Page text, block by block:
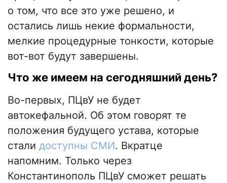
о том, что все это уже решено, и
остались лишь некие формальности,
мелкие процедурные тонкости, которые
вот-вот будут завершены.
Что же имеем на сегодняшний день?
Во-первых, ПЦвУ не будет
автокефальной. Об этом говорят те
положения будущего устава, которые
стали доступны СМИ. Вкратце
напомним. Только через
Константинополь ПЦвУ сможет решать